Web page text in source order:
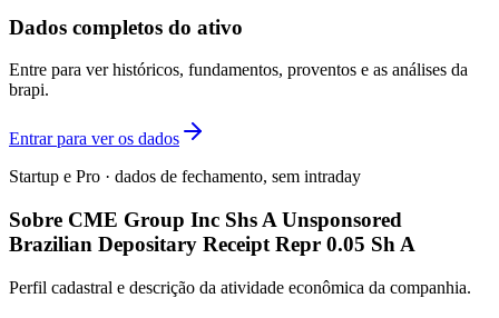
Dados completos do ativo
Entre para ver históricos, fundamentos, proventos e as análises da
brapi.
Entrar para ver os dados
Startup e Pro · dados de fechamento, sem intraday
Sobre CME Group Inc Shs A Unsponsored
Brazilian Depositary Receipt Repr 0.05 Sh A
Perfil cadastral e descrição da atividade econômica da companhia.